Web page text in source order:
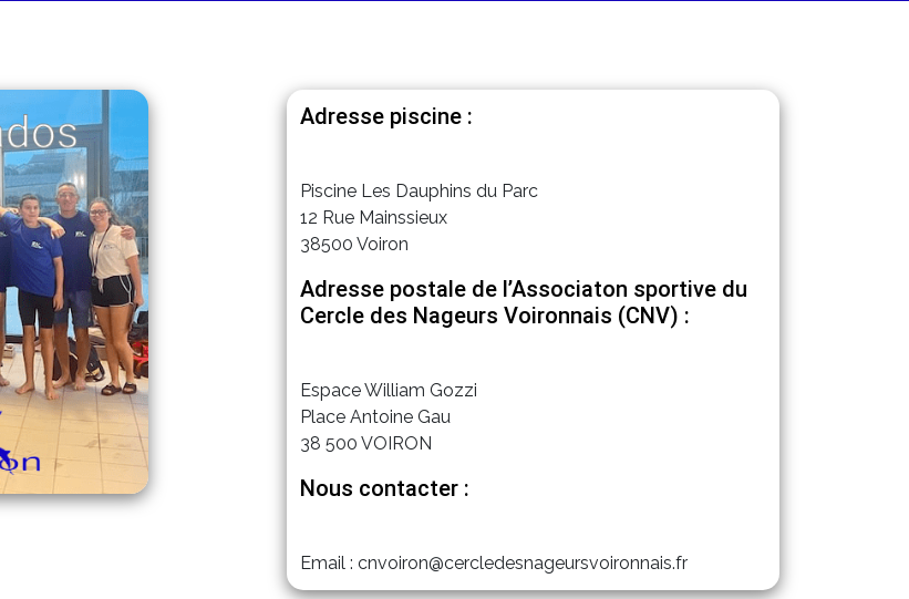
Adresse piscine :
Piscine Les Dauphins du Parc
12 Rue Mainssieux
38500 Voiron
Adresse postale de l’Associaton sportive du
Cercle des Nageurs Voironnais (CNV) :
Espace William Gozzi
Place Antoine Gau
38 500 VOIRON
Nous contacter :
Email : cnvoiron@cercledesnageursvoironnais.fr